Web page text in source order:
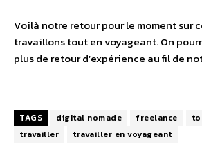
Voilà notre retour pour le moment sur
travaillons tout en voyageant. On
plus de retour d’expérience au fil de
TAGS digital nomade freelance
travailler
travailler en voyageant